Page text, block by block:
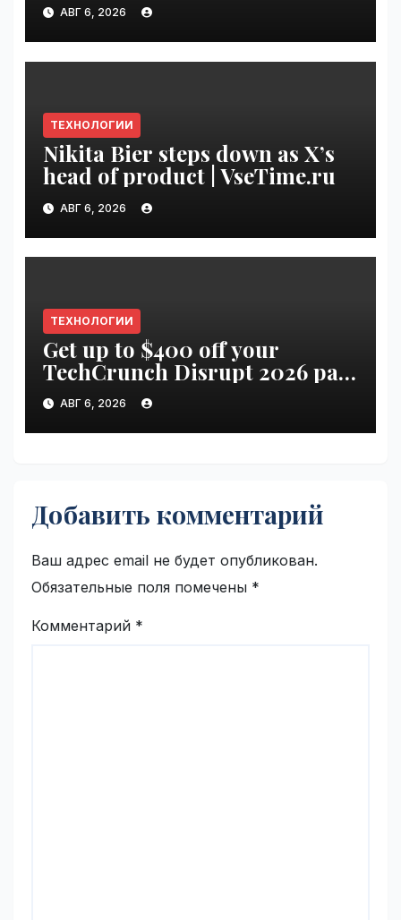
VseTime.ru
АВГ 6, 2026
ТЕХНОЛОГИИ
Nikita Bier steps down as X’s
head of product | VseTime.ru
АВГ 6, 2026
ТЕХНОЛОГИИ
Get up to $400 off your
TechCrunch Disrupt 2026 pass
until Friday | VseTime.ru
АВГ 6, 2026
Добавить комментарий
Ваш адрес email не будет опубликован.
Обязательные поля помечены *
Комментарий *